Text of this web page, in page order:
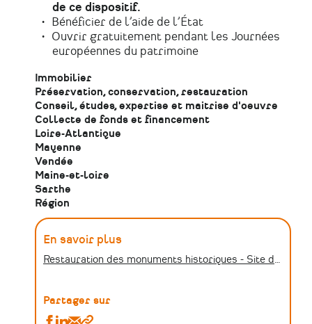
de ce dispositif.
Bénéficier de l’aide de l’État
Ouvrir gratuitement pendant les Journées
européennes du patrimoine
Immobilier
Préservation, conservation, restauration
Conseil, études, expertise et maitrise d'oeuvre
Collecte de fonds et financement
Loire-Atlantique
Mayenne
Vendée
Maine-et-loire
Sarthe
Région
En savoir plus
Restauration des monuments historiques - Site de la Région des Pays de la Loire
Partager sur